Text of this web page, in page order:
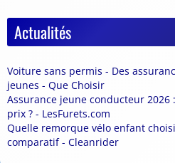
Actualités
Voiture sans permis - Des
jeunes - Que Choisir
Assurance jeune conducteur
prix ? - LesFurets.com
Quelle remorque vélo enfant
comparatif - Cleanrider